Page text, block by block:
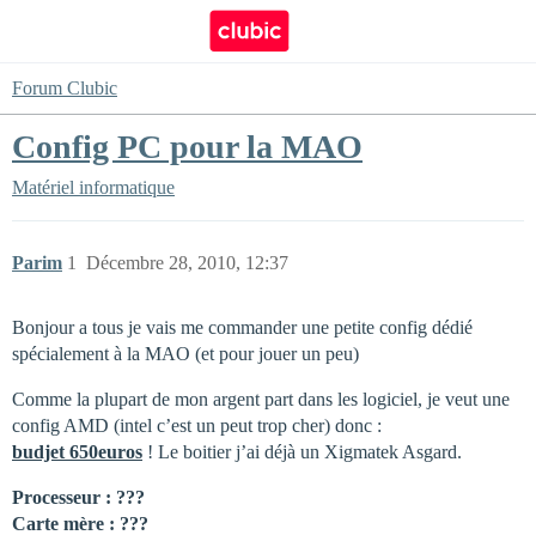
Forum Clubic
Config PC pour la MAO
Matériel informatique
Parim Décembre 28, 2010, 12:37
1
Bonjour a tous je vais me commander une petite config dédié
spécialement à la MAO (et pour jouer un peu)
Comme la plupart de mon argent part dans les logiciel, je veut une
config AMD (intel c’est un peut trop cher) donc :
budjet 650euros ! Le boitier j’ai déjà un Xigmatek Asgard.
Processeur : ???
Carte mère : ???